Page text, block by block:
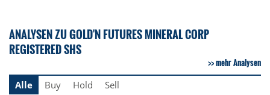
ANALYSEN ZU GOLD'N FUTURES MINERAL CORP
REGISTERED SHS
mehr Analysen
Alle
Buy Hold Sell